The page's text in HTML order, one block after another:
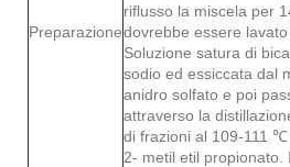
Preparazione
riflusso la miscela per
dovrebbe essere
Soluzione satura di
sodio ed essiccata dal
anidro solfato e poi
attraverso la
di frazioni al 109-111
2- metil etil propionato.